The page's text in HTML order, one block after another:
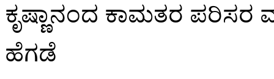
ಕೃಷ್ಣಾನಂದ ಕಾಮತರ ಪರಿಸರ
ಹೆಗಡೆ